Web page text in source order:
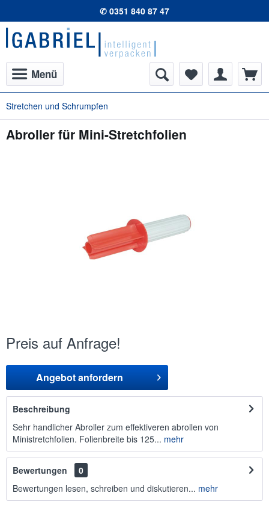
✆ 0351 840 87 47
Menü
Stretchen und Schrumpfen
Abroller für Mini-Stretchfolien
Preis auf Anfrage!
Angebot anfordern
Beschreibung
Sehr handlicher Abroller zum effektiveren abrollen von
Ministretchfolien. Folienbreite bis 125... mehr
Bewertungen
0
Bewertungen lesen, schreiben und diskutieren... mehr